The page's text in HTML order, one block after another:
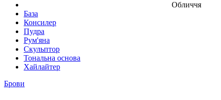
Обличчя
База
Консилер
Пудра
Рум'яна
Скульптор
Тональна основа
Хайлайтер
Брови